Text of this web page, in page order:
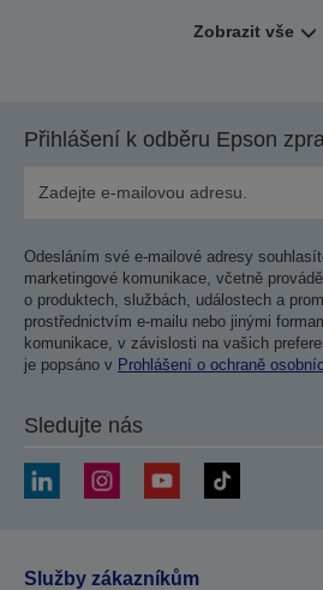
Zobrazit vše
Přihlášení k odběru Epson
Odesláním své e-mailové adresy
marketingové komunikace, včetně
o produktech, službách, událostech a
prostřednictvím e-mailu nebo jinými
komunikace, v závislosti na vašich
je popsáno v Prohlášení o ochraně
Sledujte nás
Služby zákazníkům